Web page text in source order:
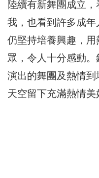
陸續有新舞團成立
我，也看到許多成
仍堅持培養興趣，
眾，令人十分感動
演出的舞團及熱情
天空留下充滿熱情美